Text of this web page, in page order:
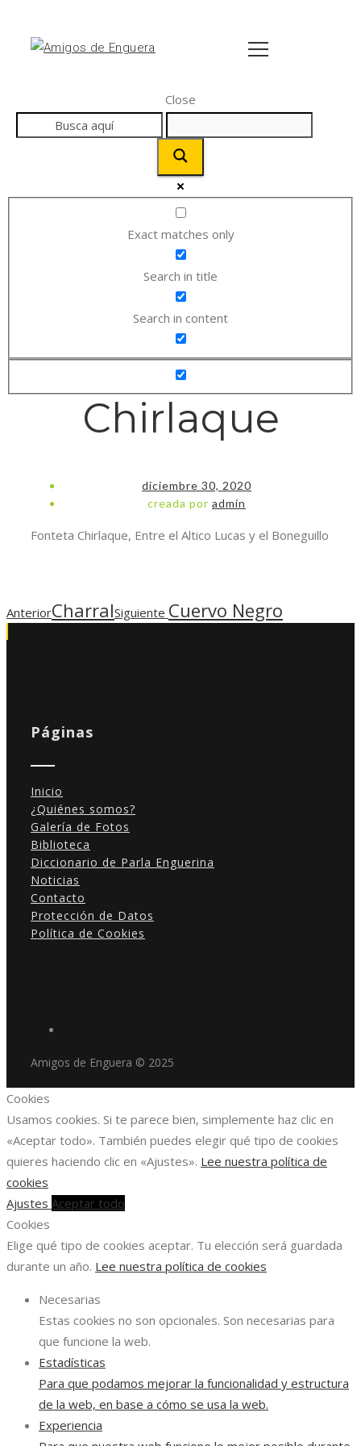
Close
Exact matches only
Search in title
Search in content
Chirlaque
diciembre 30, 2020
creada por admin
Fonteta Chirlaque, Entre el Altico Lucas y el Boneguillo
AnteriorCharralSiguiente Cuervo Negro
Páginas
Inicio
¿Quiénes somos?
Galería de Fotos
Biblioteca
Diccionario de Parla Enguerina
Noticias
Contacto
Protección de Datos
Política de Cookies
Amigos de Enguera © 2025
Cookies
Usamos cookies. Si te parece bien, simplemente haz clic en
«Aceptar todo». También puedes elegir qué tipo de cookies
quieres haciendo clic en «Ajustes». Lee nuestra política de
cookies
Ajustes Aceptar todo
Cookies
Elige qué tipo de cookies aceptar. Tu elección será guardada
durante un año. Lee nuestra política de cookies
Necesarias
Estas cookies no son opcionales. Son necesarias para
que funcione la web.
Estadísticas
Para que podamos mejorar la funcionalidad y estructura
de la web, en base a cómo se usa la web.
Experiencia